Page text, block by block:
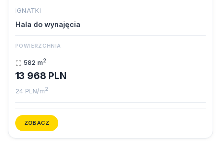
IGNATKI
Hala do wynajęcia
POWIERZCHNIA
582 m2
13 968 PLN
24 PLN/m2
ZOBACZ